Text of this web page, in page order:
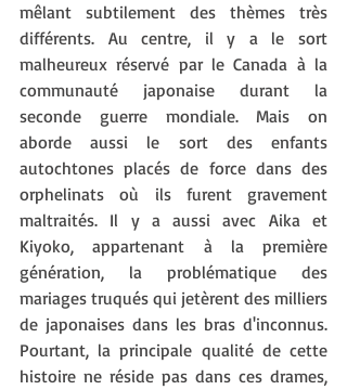
mêlant subtilement des thèmes très
différents. Au centre, il y a le sort
malheureux réservé par le Canada à la
communauté japonaise durant la
seconde guerre mondiale. Mais on
aborde aussi le sort des enfants
autochtones placés de force dans des
orphelinats où ils furent gravement
maltraités. Il y a aussi avec Aika et
Kiyoko, appartenant à la première
génération, la problématique des
mariages truqués qui jetèrent des milliers
de japonaises dans les bras d'inconnus.
Pourtant, la principale qualité de cette
histoire ne réside pas dans ces drames,